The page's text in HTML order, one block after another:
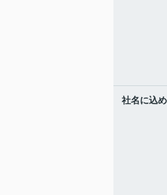
社名に込